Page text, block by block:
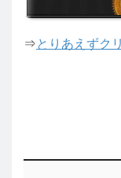
⇒とりあえずク